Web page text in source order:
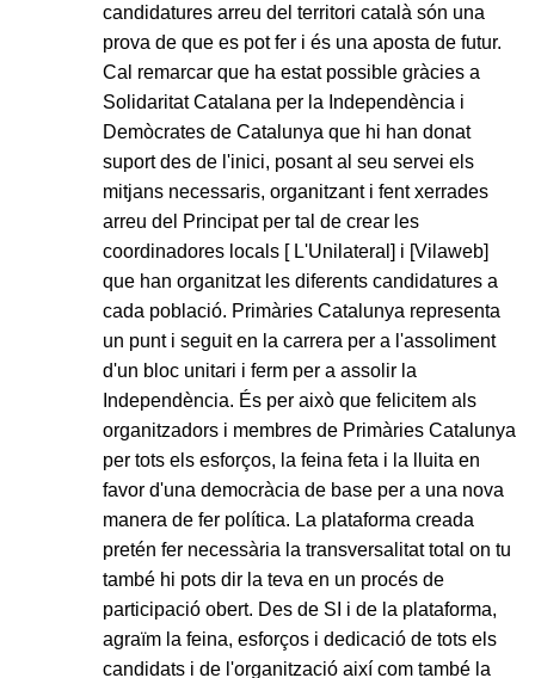
candidatures arreu del territori català són una
prova de que es pot fer i és una aposta de futur.
Cal remarcar que ha estat possible gràcies a
Solidaritat Catalana per la Independència i
Demòcrates de Catalunya que hi han donat
suport des de l'inici, posant al seu servei els
mitjans necessaris, organitzant i fent xerrades
arreu del Principat per tal de crear les
coordinadores locals [ L'Unilateral] i [Vilaweb]
que han organitzat les diferents candidatures a
cada població. Primàries Catalunya representa
un punt i seguit en la carrera per a l'assoliment
d'un bloc unitari i ferm per a assolir la
Independència. És per això que felicitem als
organitzadors i membres de Primàries Catalunya
per tots els esforços, la feina feta i la lluita en
favor d'una democràcia de base per a una nova
manera de fer política. La plataforma creada
pretén fer necessària la transversalitat total on tu
també hi pots dir la teva en un procés de
participació obert. Des de SI i de la plataforma,
agraïm la feina, esforços i dedicació de tots els
candidats i de l'organització així com també la